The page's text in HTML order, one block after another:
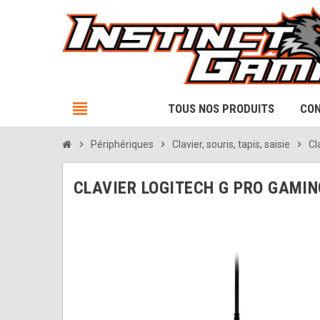
view_headline TOUS NOS PRODUITS
chevron_right Périphériques chevron_right Clavier, souris, tapis, saisie chevron_right
CLAVIER LOGITECH G PRO